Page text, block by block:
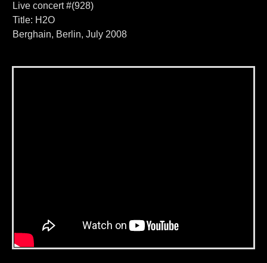
Live concert #(928)
Title: H2O
Berghain, Berlin, July 2008